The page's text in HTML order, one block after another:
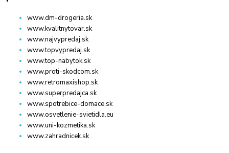
www.dm-drogeria.sk
www.kvalitnytovar.sk
www.najvypredaj.sk
www.topvypredaj.sk
www.top-nabytok.sk
www.proti-skodcom.sk
www.retromaxishop.sk
www.superpredajca.sk
www.spotrebice-domace.sk
www.osvetlenie-svietidla.eu
www.uni-kozmetika.sk
www.zahradnicek.sk